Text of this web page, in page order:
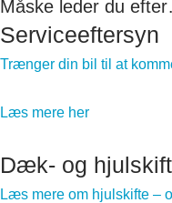
Måske leder du
Serviceeftersyn
Trænger din bil til at
Læs mere her
Dæk- og
Læs mere om hjulskifte –